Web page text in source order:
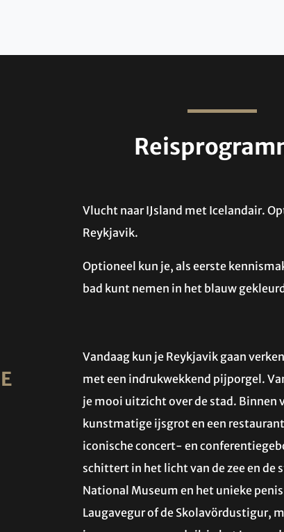
Vlucht naar IJsland met Icelandair.
Reykjavik.
Optioneel kun je, als eerste
bad kunt nemen in het blauw
Vandaag kun je Reykjavik gaan
met een indrukwekkend pijporgel.
je mooi uitzicht over de stad. Binnen
kunstmatige ijsgrot en een
iconische concert- en
schittert in het licht van de zee en de
National Museum en het unieke
Laugavegur of de Skolavördustigur,